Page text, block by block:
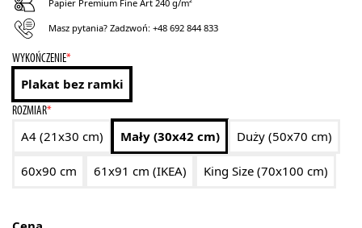
Papier Premium Fine Art 240 g/m²
Masz pytania? Zadzwoń: +48 692 844 833
*
WYKOŃCZENIE
Plakat bez ramki
*
ROZMIAR
A4 (21x30 cm) Mały (30x42 cm) Duży (50x70 cm)
60x90 cm 61x91 cm (IKEA) King Size (70x100 cm)